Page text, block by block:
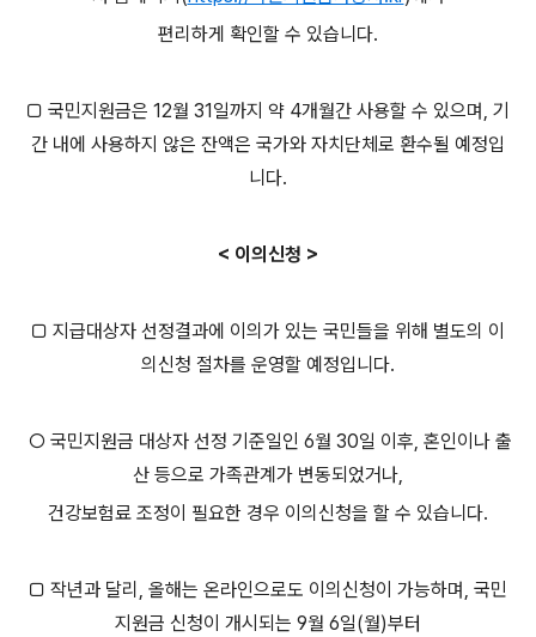
편리하게 확인할 수 있습니다.
□ 국민지원금은 12월 31일까지 약 4개월간 사용할 수 있으며, 기
간 내에 사용하지 않은 잔액은 국가와 자치단체로 환수될 예정입
니다.
< 이의신청 >
□ 지급대상자 선정결과에 이의가 있는 국민들을 위해 별도의 이
의신청 절차를 운영할 예정입니다.
○ 국민지원금 대상자 선정 기준일인 6월 30일 이후, 혼인이나 출
산 등으로 가족관계가 변동되었거나,
건강보험료 조정이 필요한 경우 이의신청을 할 수 있습니다.
□ 작년과 달리, 올해는 온라인으로도 이의신청이 가능하며, 국민
지원금 신청이 개시되는 9월 6일(월)부터